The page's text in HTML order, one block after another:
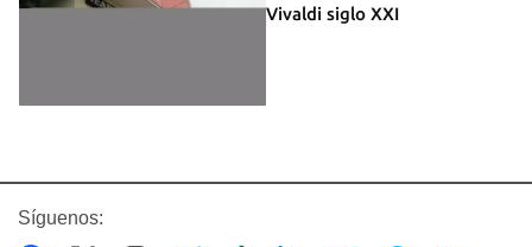
Vivaldi siglo XXI
Síguenos: